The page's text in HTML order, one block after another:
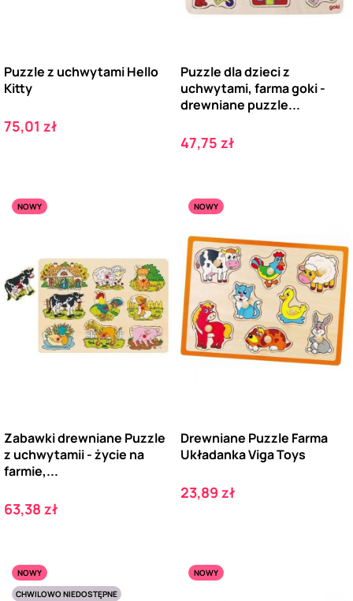
Puzzle z uchwytami Hello
Kitty
Cena
75,01 zł
Puzzle dla dzieci z
uchwytami, farma goki -
drewniane puzzle...
Cena
47,75 zł
NOWY
Zabawki drewniane Puzzle
z uchwytamii - życie na
farmie,...
Cena
63,38 zł
NOWY
Drewniane Puzzle Farma
Układanka Viga Toys
Cena
23,89 zł
NOWY
CHWILOWO NIEDOSTĘPNE
NOWY